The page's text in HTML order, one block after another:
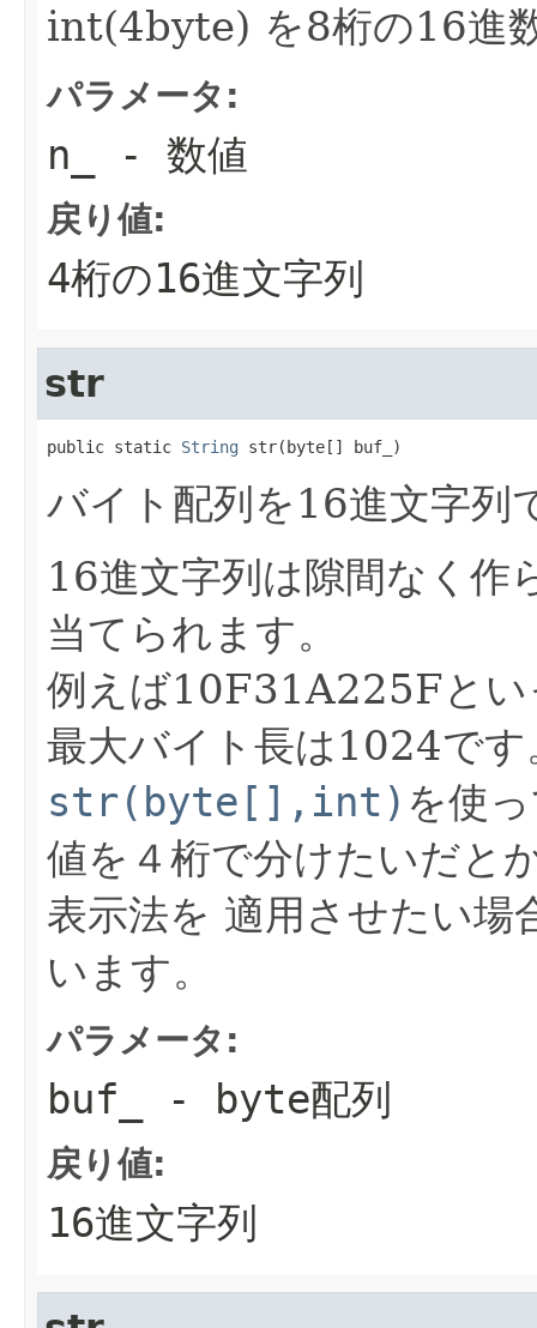
int(4byte) を8桁の16進
パラメータ:
n_ - 数値
戻り値:
4桁の16進文字列
str
public static String str(byte[] buf_)
バイト配列を16進文字列
16進文字列は隙間なく
当てられます。
例えば10F31A225Fとい
最大バイト長は1024で
str(byte[],int) を使
値を４桁で分けたいだと
表示法を 適用させたい場
います。
パラメータ:
buf_ - byte配列
戻り値:
16進文字列